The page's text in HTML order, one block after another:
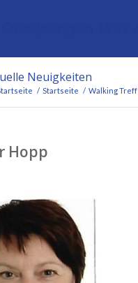
Neuigkeiten
/ Startseite / Walking Treff
Hopp